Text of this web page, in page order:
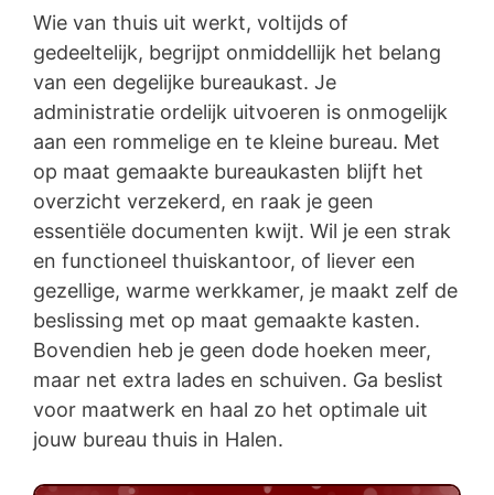
Wie van thuis uit werkt, voltijds of
gedeeltelijk, begrijpt onmiddellijk het belang
van een degelijke bureaukast. Je
administratie ordelijk uitvoeren is onmogelijk
aan een rommelige en te kleine bureau. Met
op maat gemaakte bureaukasten blijft het
overzicht verzekerd, en raak je geen
essentiële documenten kwijt. Wil je een strak
en functioneel thuiskantoor, of liever een
gezellige, warme werkkamer, je maakt zelf de
beslissing met op maat gemaakte kasten.
Bovendien heb je geen dode hoeken meer,
maar net extra lades en schuiven. Ga beslist
voor maatwerk en haal zo het optimale uit
jouw bureau thuis in Halen.